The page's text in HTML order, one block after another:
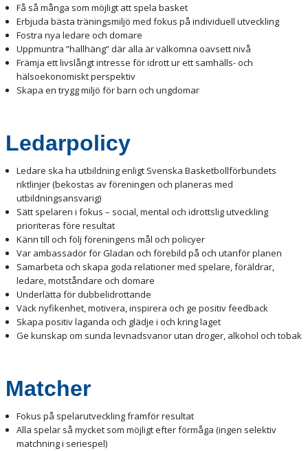
Få så många som möjligt att spela basket
Erbjuda bästa träningsmiljö med fokus på individuell utveckling
Fostra nya ledare och domare
Uppmuntra ”hallhäng” där alla är välkomna oavsett nivå
Främja ett livslångt intresse för idrott ur ett samhälls- och
hälsoekonomiskt perspektiv
Skapa en trygg miljö för barn och ungdomar
Ledarpolicy
Ledare ska ha utbildning enligt Svenska Basketbollförbundets
riktlinjer (bekostas av föreningen och planeras med
utbildningsansvarig)
Sätt spelaren i fokus – social, mental och idrottslig utveckling
prioriteras före resultat
Känn till och följ föreningens mål och policyer
Var ambassadör för Gladan och förebild på och utanför planen
Samarbeta och skapa goda relationer med spelare, föräldrar,
ledare, motståndare och domare
Underlätta för dubbelidrottande
Väck nyfikenhet, motivera, inspirera och ge positiv feedback
Skapa positiv laganda och glädje i och kring laget
Ge kunskap om sunda levnadsvanor utan droger, alkohol och tobak
Matcher
Fokus på spelarutveckling framför resultat
Alla spelar så mycket som möjligt efter förmåga (ingen selektiv
matchning i seriespel)